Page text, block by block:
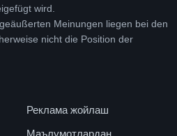
wird.
Meinungen liegen bei den
nicht die Position der
Реклама жойлаш